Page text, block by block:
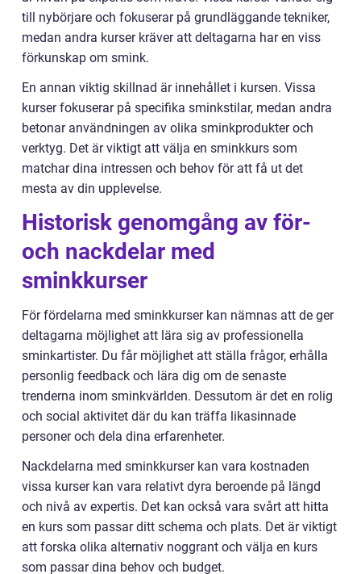
till nybörjare och fokuserar på grundläggande tekniker,
medan andra kurser kräver att deltagarna har en viss
förkunskap om smink.
En annan viktig skillnad är innehållet i kursen. Vissa
kurser fokuserar på specifika sminkstilar, medan andra
betonar användningen av olika sminkprodukter och
verktyg. Det är viktigt att välja en sminkkurs som
matchar dina intressen och behov för att få ut det
mesta av din upplevelse.
Historisk genomgång av för-
och nackdelar med
sminkkurser
För fördelarna med sminkkurser kan nämnas att de ger
deltagarna möjlighet att lära sig av professionella
sminkartister. Du får möjlighet att ställa frågor, erhålla
personlig feedback och lära dig om de senaste
trenderna inom sminkvärlden. Dessutom är det en rolig
och social aktivitet där du kan träffa likasinnade
personer och dela dina erfarenheter.
Nackdelarna med sminkkurser kan vara kostnaden
vissa kurser kan vara relativt dyra beroende på längd
och nivå av expertis. Det kan också vara svårt att hitta
en kurs som passar ditt schema och plats. Det är viktigt
att forska olika alternativ noggrant och välja en kurs
som passar dina behov och budget.